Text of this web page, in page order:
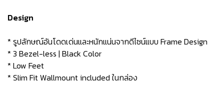
Design
* รูปลักษณ์อันโดดเด่นและหนักแน่นจากดีไซน์แบบ Frame Design
* 3 Bezel-less | Black Color
* Low Feet
* Slim Fit Wallmount included ในกล่อง